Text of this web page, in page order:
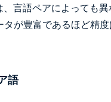
、言語ペアによっても
タが豊富であるほど精度
語